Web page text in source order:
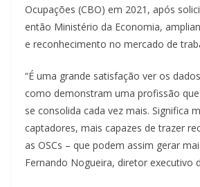
Ocupações (CBO) em 2021, após
então Ministério da Economia,
e reconhecimento no mercado de
“É uma grande satisfação ver os
como demonstram uma profissão
se consolida cada vez mais. Significa
captadores, mais capazes de trazer
as OSCs – que podem assim gerar
Fernando Nogueira, diretor executivo